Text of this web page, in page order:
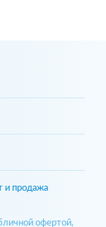
и продажа
офертой,